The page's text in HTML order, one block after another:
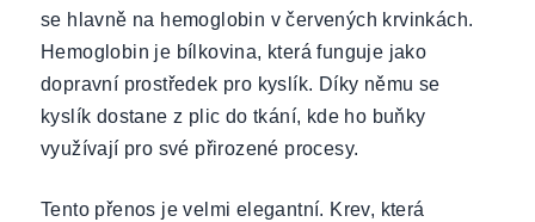
se hlavně na hemoglobin v červených krvinkách.
Hemoglobin je bílkovina, která funguje jako
dopravní prostředek pro kyslík. Díky němu se
kyslík dostane z plic do tkání, kde ho buňky
využívají pro své přirozené procesy.
Tento přenos je velmi elegantní. Krev, která